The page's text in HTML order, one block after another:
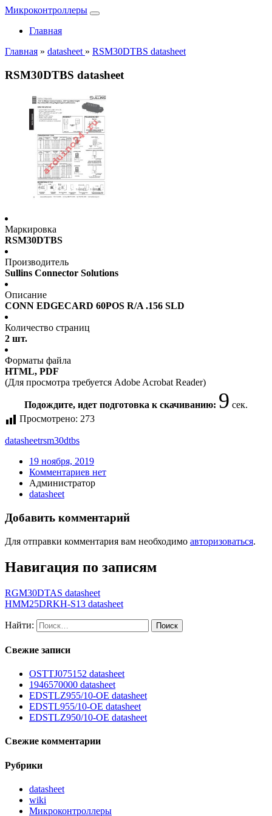
Микроконтроллеры
Главная
Главная » datasheet » RSM30DTBS datasheet
RSM30DTBS datasheet
Маркировка
RSM30DTBS
Производитель
Sullins Connector Solutions
Описание
CONN EDGECARD 60POS R/A .156 SLD
Количество страниц
2 шт.
Форматы файла
HTML, PDF
(Для просмотра требуется Adobe Acrobat Reader)
Подождите, идет подготовка к скачиванию: 9 сек.
Просмотрено: 273
datasheetrsm30dtbs
19 ноября, 2019
Комментариев нет
Администратор
datasheet
Добавить комментарий
Для отправки комментария вам необходимо авторизоваться.
Навигация по записям
RGM30DTAS datasheet
HMM25DRKH-S13 datasheet
Найти:
Свежие записи
OSTTJ075152 datasheet
1946570000 datasheet
EDSTLZ955/10-OE datasheet
EDSTL955/10-OE datasheet
EDSTLZ950/10-OE datasheet
Свежие комментарии
Рубрики
datasheet
wiki
Микроконтроллеры